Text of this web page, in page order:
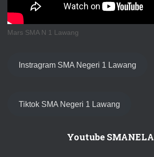
Mars SMA N 1 Lawang
Instragram SMA Negeri 1 Lawang
Tiktok SMA Negeri 1 Lawang
Youtube SMANELA